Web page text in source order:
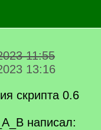
11:55
13:16
скрипта 0.6
написал: